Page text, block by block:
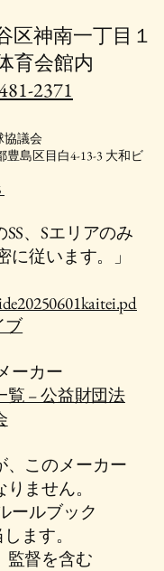
区神南一丁目１
育会館内
2371
協議会
豊島区目白4-13-3 大和ビ
SS、Sエリアのみ
に従います。」
ブ
ーカー
– 公益財団法
、このメーカー
ません。
ールブック
ます。
監督を含む